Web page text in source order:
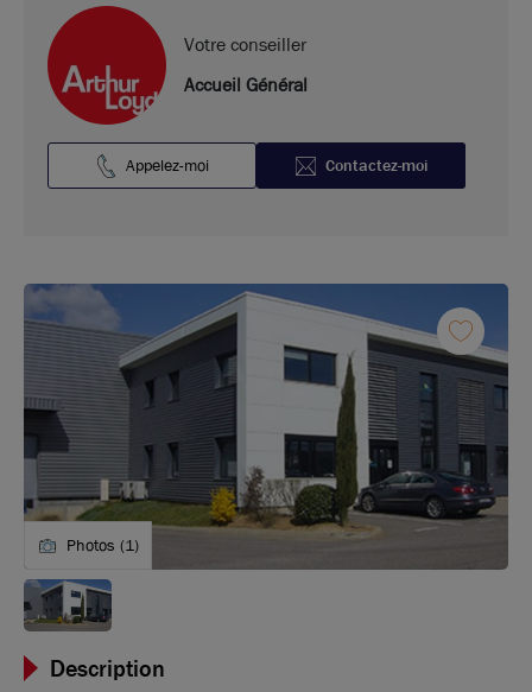
Votre conseiller
Accueil Général
Appelez-moi Contactez-moi
Photos (1)
Description